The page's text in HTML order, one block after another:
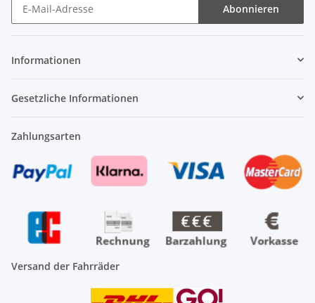
Abonnieren
Informationen
Gesetzliche Informationen
Zahlungsarten
Versand der Fahrräder